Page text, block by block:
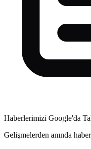
Haberlerimizi Google'da
Gelişmelerden anında